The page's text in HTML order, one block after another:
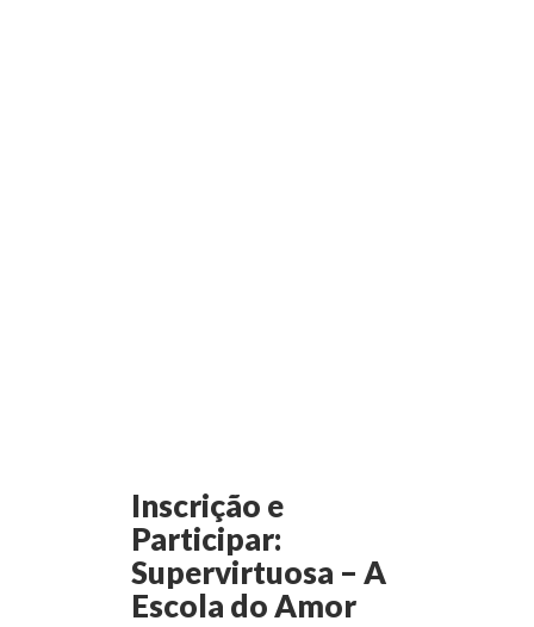
Inscrição e
Participar:
Supervirtuosa – A
Escola do Amor